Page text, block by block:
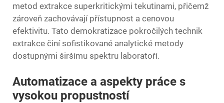
metod extrakce superkritickými tekutinami, přičemž
zároveň zachovávají přístupnost a cenovou
efektivitu. Tato demokratizace pokročilých technik
extrakce činí sofistikované analytické metody
dostupnými širšímu spektru laboratoří.
Automatizace a aspekty práce s
vysokou propustností